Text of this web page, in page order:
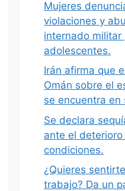
Mujeres
violaciones y
internado militar
adolescentes.
Irán afirma que
Omán sobre el
se encuentra en
Se declara
ante el deterioro
condiciones.
¿Quieres
trabajo? Da un